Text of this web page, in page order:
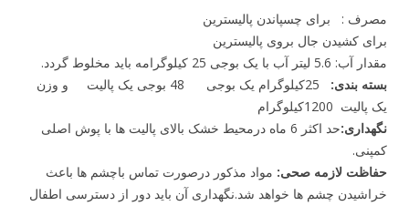
مصرف : برای چسپاندن پالیسترین
برای کشیدن جال بروی پالیسترین
مقدار آب: 5.6 لیتر آب با یک بوجی 25 کیلوگرامه باید مخلوط گردد.
بسته بندی:
25کیلوگرام یک بوجی 48 بوجی یک پالیت و وزن
یک پالیت 1200کیلوگرام
نگهداری:
حد اکثر 6 ماه درمحیط خشک بالای پالیت ها با پوش اصلی
کمپنی.
حفاظت لازمه صحی: مواد مذکور درصورت تماس باچشم ها باعث
خراشیدن چشم ها خواهد شد.نگهداری آن باید دور از دسترسی اطفال